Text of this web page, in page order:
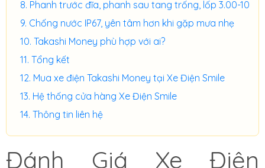
Phanh trước đĩa, phanh sau tang trống, lốp 3.00-10
Chống nước IP67, yên tâm hơn khi gặp mưa nhẹ
Takashi Money phù hợp với ai?
Tổng kết
Mua xe điện Takashi Money tại Xe Điện Smile
Hệ thống cửa hàng Xe Điện Smile
Thông tin liên hệ
Đánh Giá Xe Điện